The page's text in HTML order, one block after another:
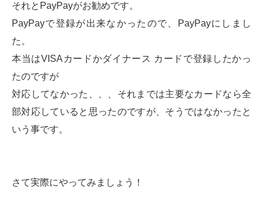
それとPayPayがお勧めです。
PayPayで登録が出来なかったので、PayPayにしまし
た。
本当はVISAカードかダイナース カードで登録したかっ
たのですが
対応してなかった、、、それまでは主要なカードなら全
部対応していると思ったのですが、そうではなかったと
いう事です。
さて実際にやってみましょう！